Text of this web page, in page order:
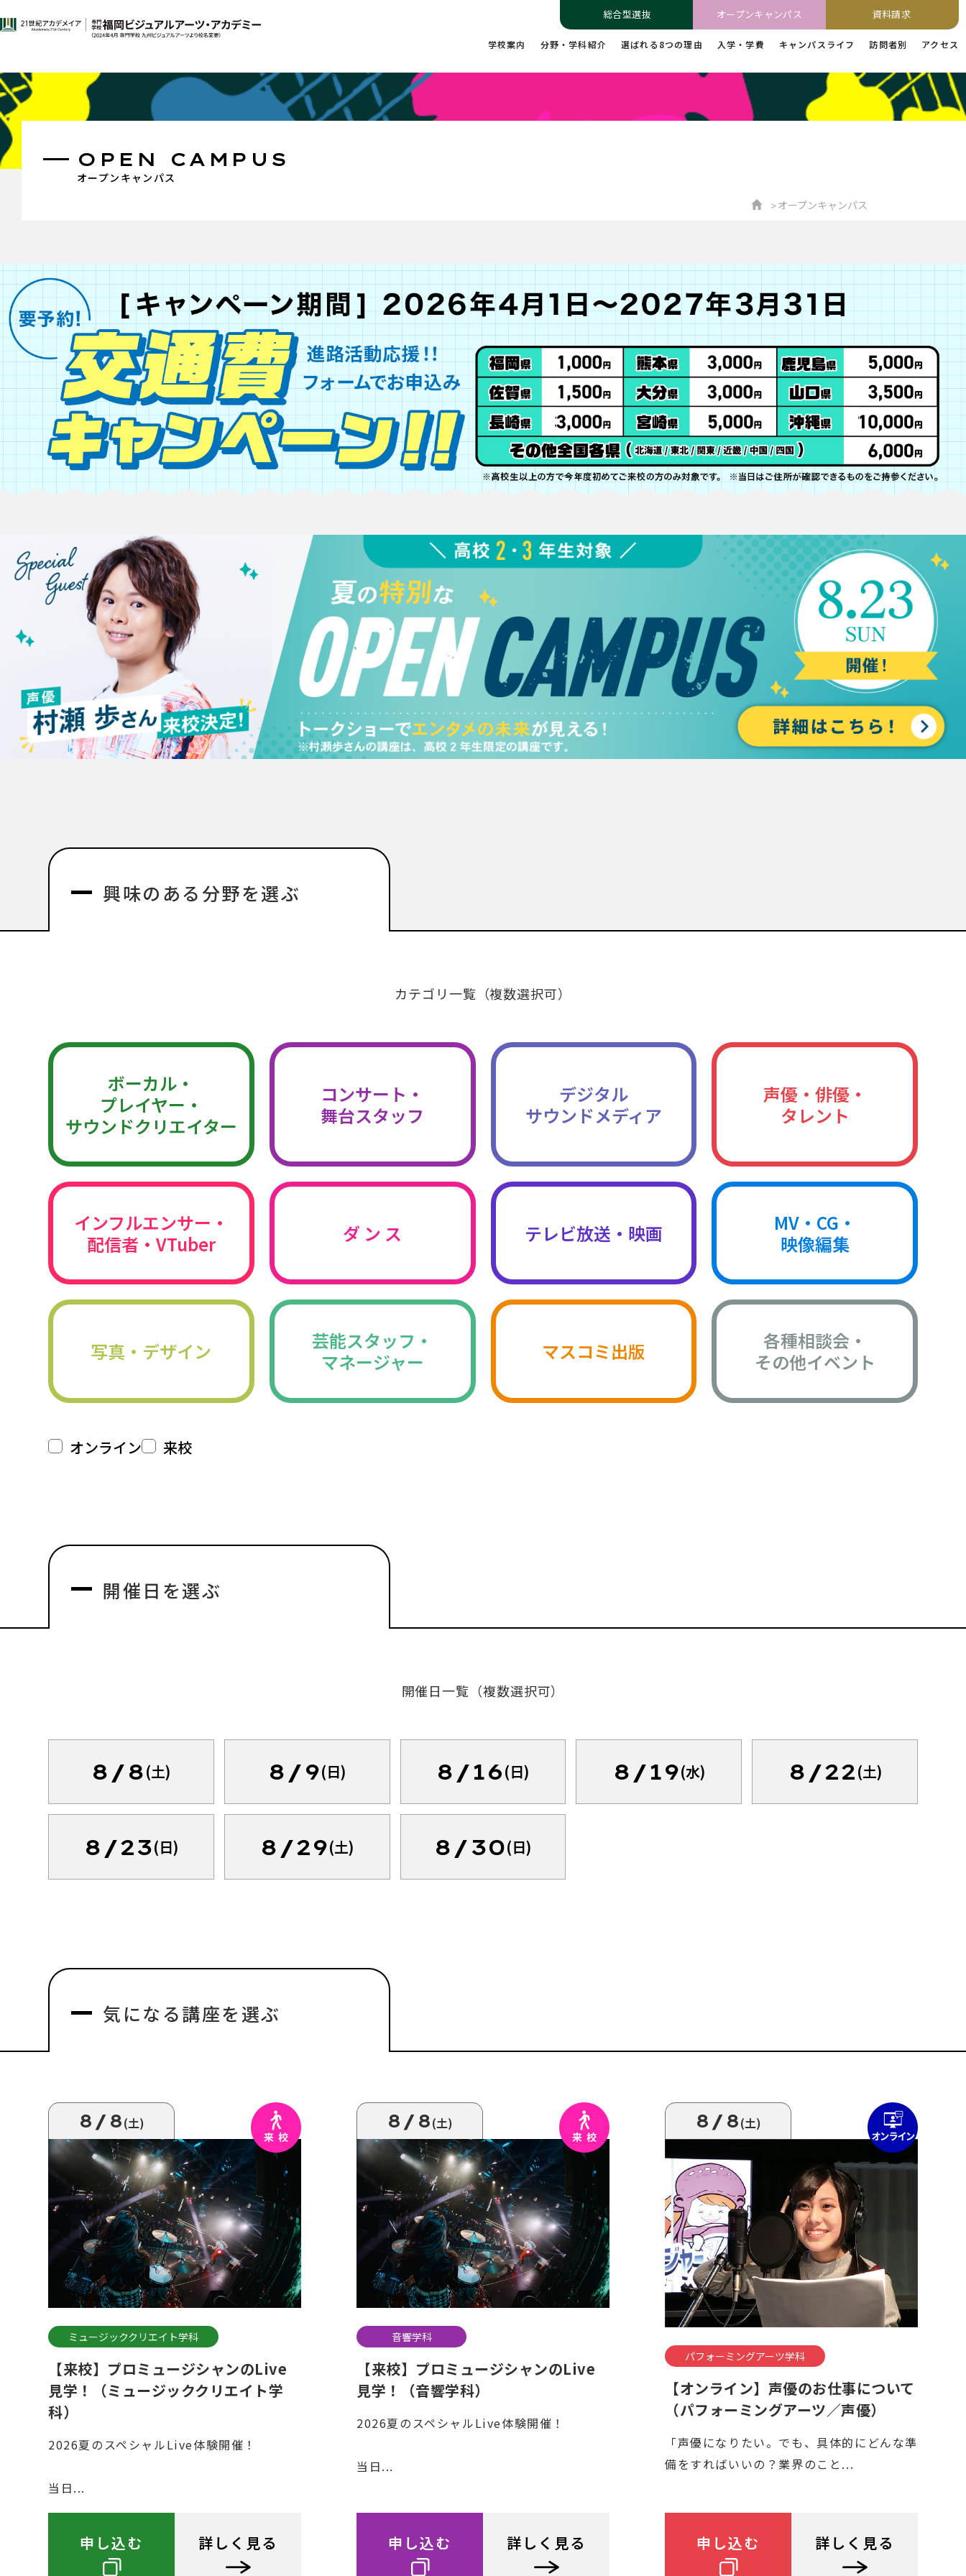
総合型選抜 オープンキャンパス 資料請求
学校案内 分野・学科紹介 選ばれる8つの理由 入学・学費 キャンパスライフ 訪問者別 アクセス
オープンキャンパス
OPEN CAMPUS
オープンキャンパス
興味のある分野を選ぶ
カテゴリ一覧（複数選択可）
ボーカル・
プレイヤー・
サウンドクリエイター
コンサート・
舞台スタッフ
デジタル
サウンドメディア
声優・俳優・
タレント
インフルエンサー・
配信者・VTuber
ダ ン ス テレビ放送・映画
MV・CG・
映像編集
写真・デザイン
芸能スタッフ・
マネージャー
マスコミ出版
各種相談会・
その他イベント
オンライン 来校
開催日を選ぶ
開催日一覧（複数選択可）
8/8(土) 8/9(日) 8/16(日) 8/19(水) 8/22(土)
8/23(日) 8/29(土) 8/30(日)
気になる講座を選ぶ
8/8(土)
ミュージッククリエイト学科
【来校】プロミュージシャンのLive
見学！（ミュージッククリエイト学
科）
2026夏のスペシャルLive体験開催！
当日...
申し込む 詳しく見る
8/8(土)
音響学科
【来校】プロミュージシャンのLive
見学！（音響学科）
2026夏のスペシャルLive体験開催！
当日...
申し込む 詳しく見る
8/8(土)
パフォーミングアーツ学科
【オンライン】声優のお仕事について
（パフォーミングアーツ／声優）
「声優になりたい。でも、具体的にどんな準
備をすればいいの？業界のこと...
申し込む 詳しく見る